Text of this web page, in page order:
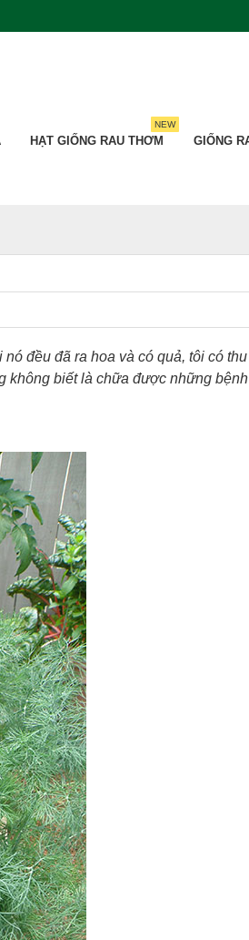
HẠT GIỐNG RAU THƠM
NEW
GIỐNG
đều đã ra hoa và có quả, tôi có
không biết là chữa được những